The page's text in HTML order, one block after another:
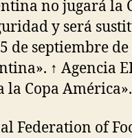
no jugará la
y será
de septiembre
↑ Agencia
la Copa América».
Federation of